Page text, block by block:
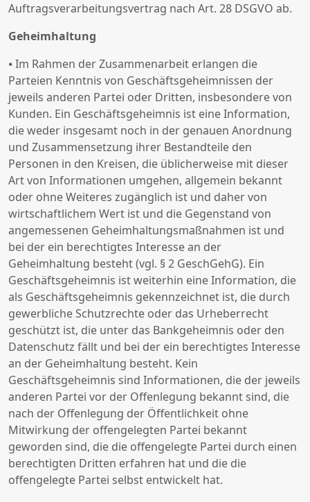
Auftragsverarbeitungsvertrag nach Art. 28 DSGVO ab.
Geheimhaltung
⦁ Im Rahmen der Zusammenarbeit erlangen die
Parteien Kenntnis von Geschäftsgeheimnissen der
jeweils anderen Partei oder Dritten, insbesondere von
Kunden. Ein Geschäftsgeheimnis ist eine Information,
die weder insgesamt noch in der genauen Anordnung
und Zusammensetzung ihrer Bestandteile den
Personen in den Kreisen, die üblicherweise mit dieser
Art von Informationen umgehen, allgemein bekannt
oder ohne Weiteres zugänglich ist und daher von
wirtschaftlichem Wert ist und die Gegenstand von
angemessenen Geheimhaltungsmaßnahmen ist und
bei der ein berechtigtes Interesse an der
Geheimhaltung besteht (vgl. § 2 GeschGehG). Ein
Geschäftsgeheimnis ist weiterhin eine Information, die
als Geschäftsgeheimnis gekennzeichnet ist, die durch
gewerbliche Schutzrechte oder das Urheberrecht
geschützt ist, die unter das Bankgeheimnis oder den
Datenschutz fällt und bei der ein berechtigtes Interesse
an der Geheimhaltung besteht. Kein
Geschäftsgeheimnis sind Informationen, die der jeweils
anderen Partei vor der Offenlegung bekannt sind, die
nach der Offenlegung der Öffentlichkeit ohne
Mitwirkung der offengelegten Partei bekannt
geworden sind, die die offengelegte Partei durch einen
berechtigten Dritten erfahren hat und die die
offengelegte Partei selbst entwickelt hat.